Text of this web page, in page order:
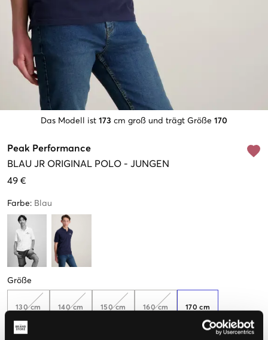
Das Modell ist 173 cm groß und trägt Größe 170
Peak Performance
BLAU JR ORIGINAL POLO - JUNGEN
49 €
Farbe: Blau
Größe
130 cm 140 cm 150 cm 160 cm 170 cm
übrig